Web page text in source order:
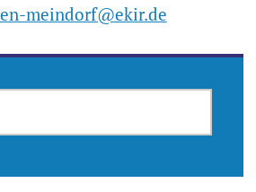
meindorf@ekir.de